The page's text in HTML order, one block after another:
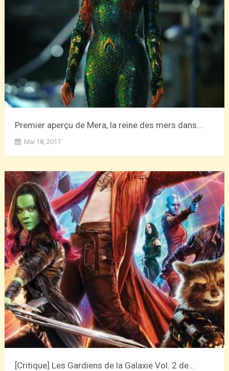
Premier aperçu de Mera, la reine des mers dans...
Mai 18, 2017
[Critique] Les Gardiens de la Galaxie Vol. 2 de...